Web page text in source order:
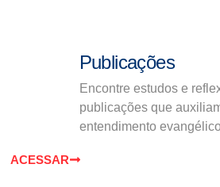
Publicações
Encontre estudos e
publicações que
entendimento
ACESSAR